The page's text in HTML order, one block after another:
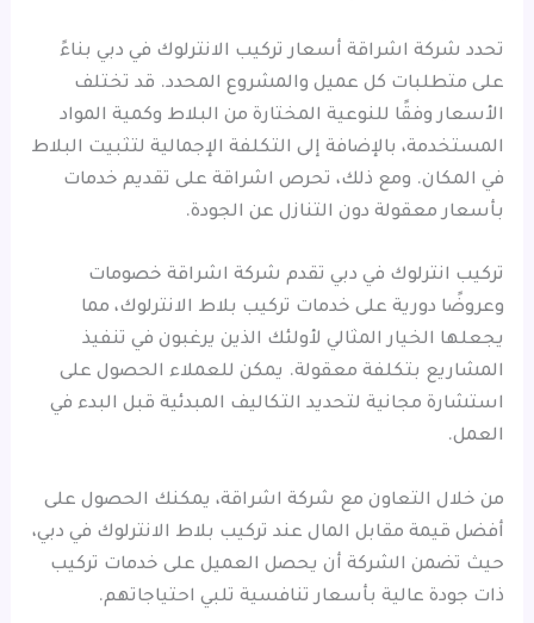
تحدد شركة اشراقة أسعار تركيب الانترلوك في دبي بناءً
على متطلبات كل عميل والمشروع المحدد. قد تختلف
الأسعار وفقًا للنوعية المختارة من البلاط وكمية المواد
المستخدمة، بالإضافة إلى التكلفة الإجمالية لتثبيت البلاط
في المكان. ومع ذلك، تحرص اشراقة على تقديم خدمات
بأسعار معقولة دون التنازل عن الجودة.
تركيب انترلوك في دبي تقدم شركة اشراقة خصومات
وعروضًا دورية على خدمات تركيب بلاط الانترلوك، مما
يجعلها الخيار المثالي لأولئك الذين يرغبون في تنفيذ
المشاريع بتكلفة معقولة. يمكن للعملاء الحصول على
استشارة مجانية لتحديد التكاليف المبدئية قبل البدء في
العمل.
من خلال التعاون مع شركة اشراقة، يمكنك الحصول على
أفضل قيمة مقابل المال عند تركيب بلاط الانترلوك في دبي،
حيث تضمن الشركة أن يحصل العميل على خدمات تركيب
ذات جودة عالية بأسعار تنافسية تلبي احتياجاتهم.